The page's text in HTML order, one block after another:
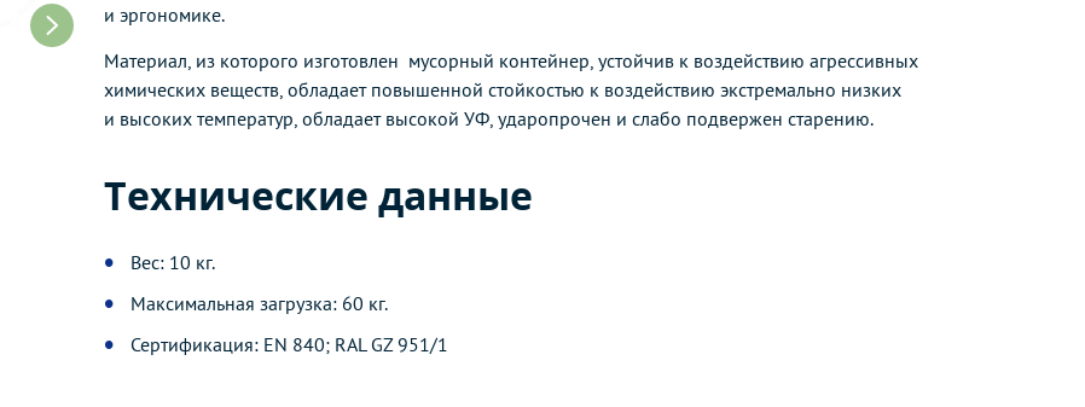
и эргономике.
Материал, из которого изготовлен мусорный контейнер, устойчив к воздействию агрессивных
химических веществ, обладает повышенной стойкостью к воздействию экстремально низких
и высоких температур, обладает высокой УФ, ударопрочен и слабо подвержен старению.
Технические данные
Вес: 10 кг.
Максимальная загрузка: 60 кг.
Сертификация: EN 840; RAL GZ 951/1